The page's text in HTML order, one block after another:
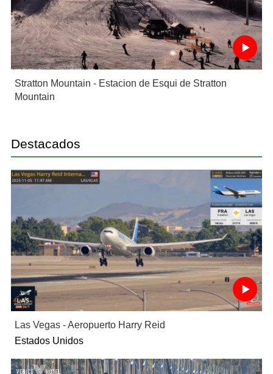
Stratton Mountain - Estacion de Esqui de Stratton
Mountain
Destacados
Las Vegas - Aeropuerto Harry Reid
Estados Unidos